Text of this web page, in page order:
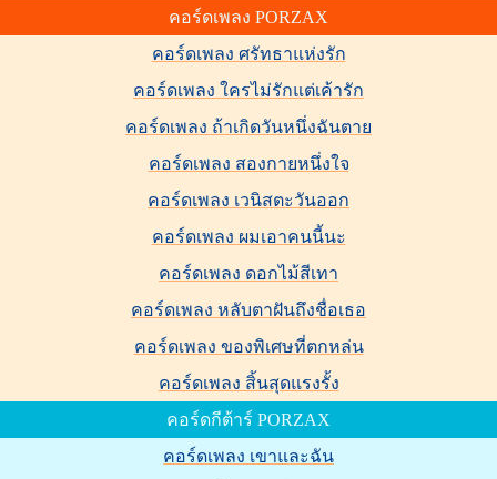
คอร์ดเพลง PORZAX
คอร์ดเพลง ศรัทธาแห่งรัก
คอร์ดเพลง ใครไม่รักแต่เค้ารัก
คอร์ดเพลง ถ้าเกิดวันหนึ่งฉันตาย
คอร์ดเพลง สองกายหนึ่งใจ
คอร์ดเพลง เวนิสตะวันออก
คอร์ดเพลง ผมเอาคนนี้นะ
คอร์ดเพลง ดอกไม้สีเทา
คอร์ดเพลง หลับตาฝันถึงชื่อเธอ
คอร์ดเพลง ของพิเศษที่ตกหล่น
คอร์ดเพลง สิ้นสุดแรงรั้ง
คอร์ดกีต้าร์ PORZAX
คอร์ดเพลง เขาและฉัน